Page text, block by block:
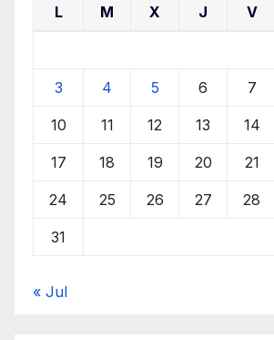
L M X J V
3 4 5 6 7
10 11 12 13 14
17 18 19 20 21
24 25 26 27 28
31
« Jul